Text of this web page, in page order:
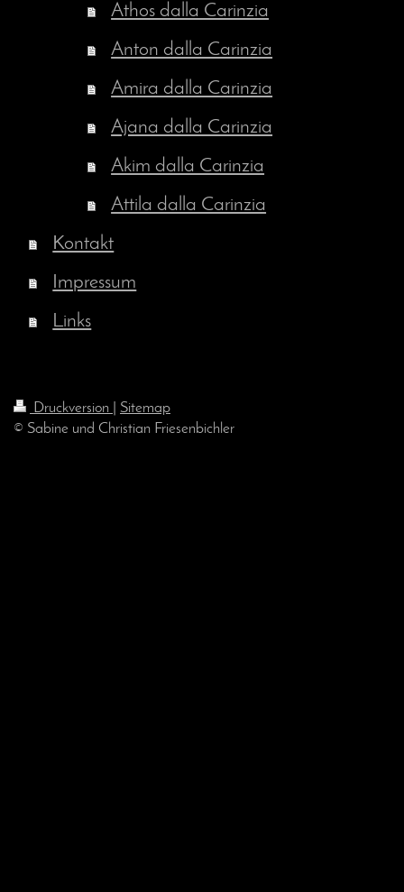
Athos dalla Carinzia
Anton dalla Carinzia
Amira dalla Carinzia
Ajana dalla Carinzia
Akim dalla Carinzia
Attila dalla Carinzia
Kontakt
Impressum
Links
Druckversion
Sitemap
© Sabine und Christian Friesenbichler